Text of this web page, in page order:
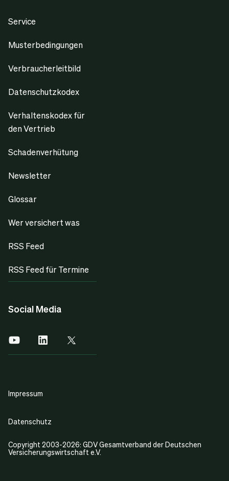
Service
Musterbedingungen
Verbraucherleitbild
Datenschutzkodex
Verhaltenskodex für
den Vertrieb
Schadenverhütung
Newsletter
Glossar
Wer versichert was
RSS Feed
RSS Feed für Termine
Social Media
Copyright 2003-2026: GDV Gesamtverband der Deutschen
Versicherungswirtschaft e.V.
Impressum
Datenschutz